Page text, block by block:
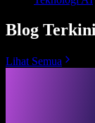
Blog Terkini
Lihat Semua